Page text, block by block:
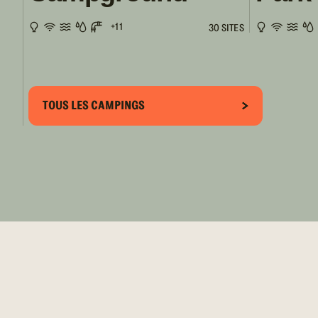
+11 30 SITES
TOUS LES CAMPINGS